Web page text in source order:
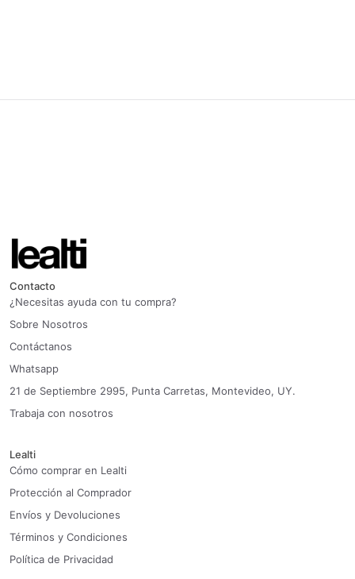
Contacto
¿Necesitas ayuda con tu compra?
Sobre Nosotros
Contáctanos
Whatsapp
21 de Septiembre 2995, Punta Carretas, Montevideo, UY.
Trabaja con nosotros
Lealti
Cómo comprar en Lealti
Protección al Comprador
Envíos y Devoluciones
Términos y Condiciones
Política de Privacidad